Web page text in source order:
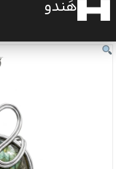
هَندو